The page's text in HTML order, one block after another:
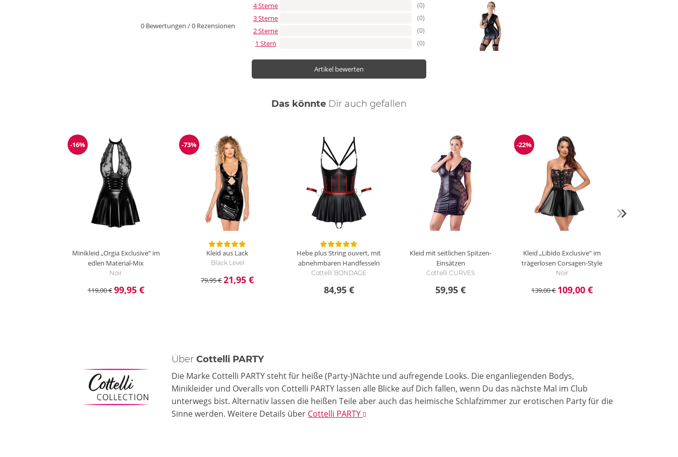
0 Bewertungen /0 Rezensionen
4 Sterne (0)
3 Sterne (0)
2 Sterne (0)
1 Stern (0)
Artikel bewerten
Das könnte Dir auch gefallen
Reduzierung
-16%
Minikleid „Orgia Exclusive“ im
edlen Material-Mix
Noir
119,00 €99,95 €
Reduzierung
-73%
Kleid aus Lack
Black Level
79,95 €21,95 €
Hebe plus String ouvert, mit
abnehmbaren Handfesseln
Cottelli BONDAGE
84,95 €
Kleid mit seitlichen Spitzen-
Einsätzen
Cottelli CURVES
59,95 €
Reduzierung
-22%
Kleid „Libido Exclusive“ im
trägerlosen Corsagen-Style
Noir
139,00 € 109,00 €
ÜberCottelli PARTY
Die Marke Cottelli PARTY steht für heiße (Party-)Nächte und aufregende Looks. Die enganliegenden Bodys,
Minikleider und Overalls von Cottelli PARTY lassen alle Blicke auf Dich fallen, wenn Du das nächste Mal im Club
unterwegs bist. Alternativ lassen die heißen Teile aber auch das heimische Schlafzimmer zur erotischen Party für die
Sinne werden.Weitere Details über Cottelli PARTY